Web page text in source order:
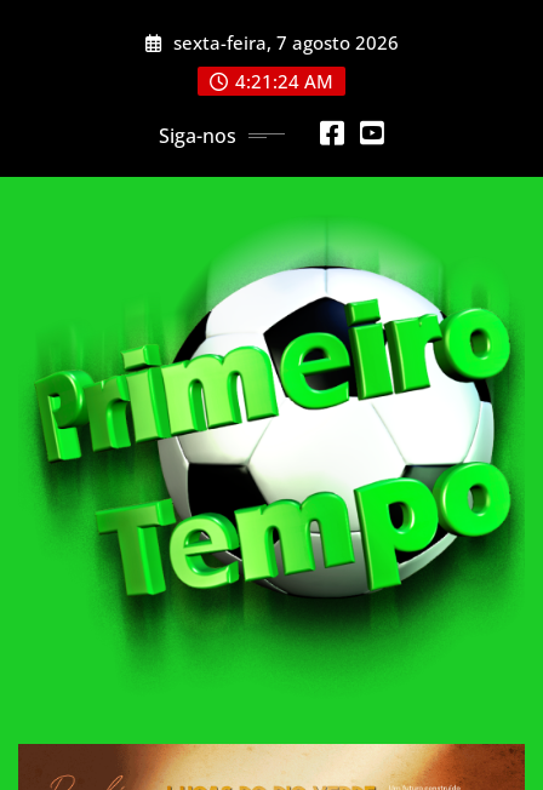
sexta-feira, 7 agosto 2026
4:21:27 AM
Siga-nos